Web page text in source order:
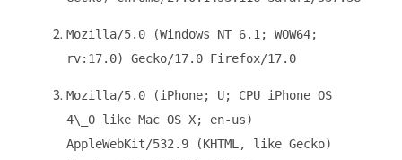
Mozilla/5.0 (Windows NT 6.1; WOW64;
rv:17.0) Gecko/17.0 Firefox/17.0
Mozilla/5.0 (iPhone; U; CPU iPhone OS
4\_0 like Mac OS X; en-us)
AppleWebKit/532.9 (KHTML, like Gecko)